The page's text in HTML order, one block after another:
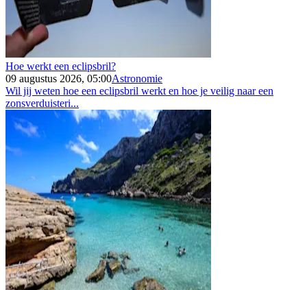
Hoe werkt een eclipsbril?
09 augustus 2026, 05:00Astronomie
Wil jij weten hoe een eclipsbril werkt en hoe je veilig naar een
zonsverduisteri...